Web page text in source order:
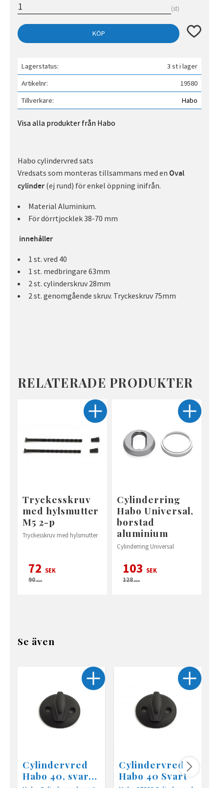
st
KÖP Lägg till
Lagerstatus
3 st i lager
Artikelnr
19580
Tillverkare
Habo
Visa alla produkter från Habo
Habo cylindervred sats
Vredsats som monteras tillsammans med en Oval
cylinder (ej rund) för enkel öppning inifrån.
Material Aluminium.
För dörrtjocklek 38-70 mm
innehåller
1 st. vred 40
1 st. medbringare 63mm
2 st. cylinderskruv 28mm
2 st. genomgående skruv. Tryckeskruv 75mm
RELATERADE PRODUKTER
Tryckesskruv
med hylsmutter
M5 2-p
Tryckesskruv med hylsmutter
72 SEK
90SEK
Cylinderring
Habo Universal,
borstad
aluminium
Cylinderring Universal
103 SEK
128SEK
Se även
Cylindervred
Habo 40, svart
Cylindervred
Habo 40 Svart